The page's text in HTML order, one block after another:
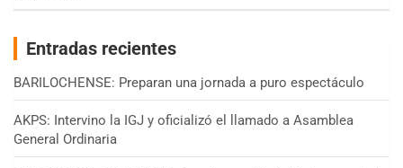
Entradas recientes
BARILOCHENSE: Preparan una jornada a puro espectáculo
AKPS: Intervino la IGJ y oficializó el llamado a Asamblea
General Ordinaria